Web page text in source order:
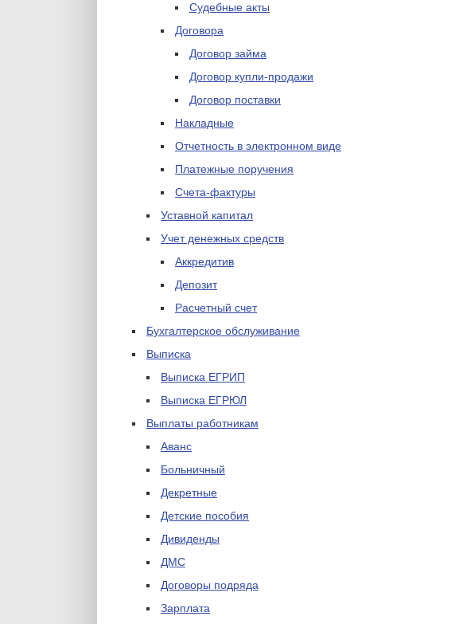
Судебные акты
Договора
Договор займа
Договор купли-продажи
Договор поставки
Накладные
Отчетность в электронном виде
Платежные поручения
Счета-фактуры
Уставной капитал
Учет денежных средств
Аккредитив
Депозит
Расчетный счет
Бухгалтерское обслуживание
Выписка
Выписка ЕГРИП
Выписка ЕГРЮЛ
Выплаты работникам
Аванс
Больничный
Декретные
Детские пособия
Дивиденды
ДМС
Договоры подряда
Зарплата